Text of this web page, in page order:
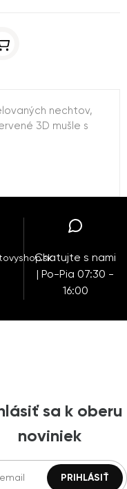
nechtov,
3D mušle s
Chatujte s nami
| Po-Pia 07:30 -
16:00
sa k oberu
noviniek